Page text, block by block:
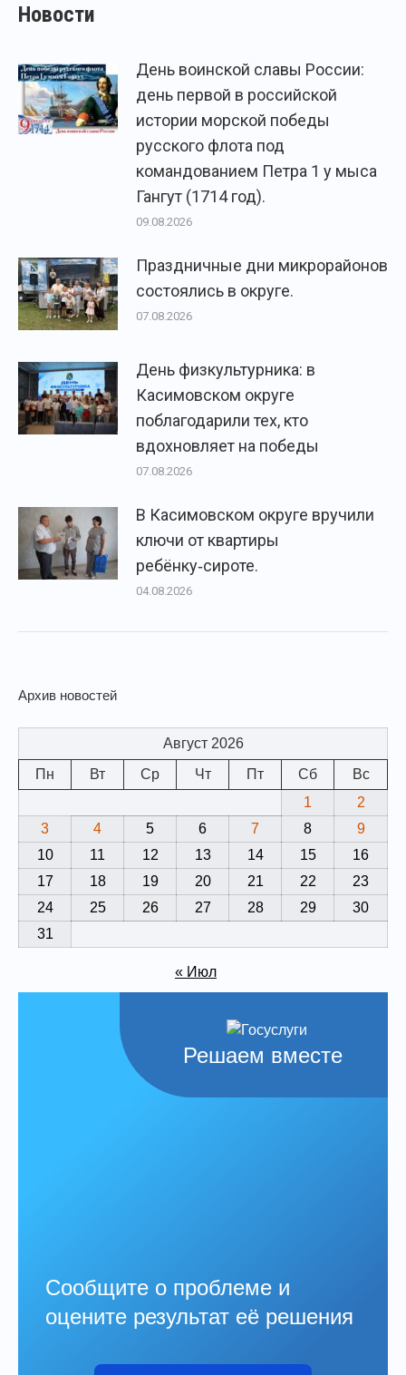
Новости
День воинской славы России:
день первой в российской
истории морской победы
русского флота под
командованием Петра 1 у мыса
Гангут (1714 год).
09.08.2026
Праздничные дни микрорайонов
состоялись в округе.
07.08.2026
День физкультурника: в
Касимовском округе
поблагодарили тех, кто
вдохновляет на победы
07.08.2026
В Касимовском округе вручили
ключи от квартиры
ребёнку‑сироте.
04.08.2026
Архив новостей
Август 2026
Пн
Вт Ср Чт Пт Сб
Вс
1
2
3
4 5 6 7 8
9
10
11 12 13 14 15
16
17
18 19 20 21 22
23
24
25 26 27 28 29
30
31
« Июл
Решаем вместе
Сообщите о проблеме и
оцените результат её решения